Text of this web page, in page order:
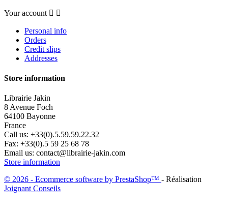
Your account  
Personal info
Orders
Credit slips
Addresses
Store information
Librairie Jakin
8 Avenue Foch
64100 Bayonne
France
Call us: +33(0).5.59.59.22.32
Fax: +33(0).5 59 25 68 78
Email us: contact@librairie-jakin.com
Store information
© 2026 - Ecommerce software by PrestaShop™ - Réalisation
Joignant Conseils